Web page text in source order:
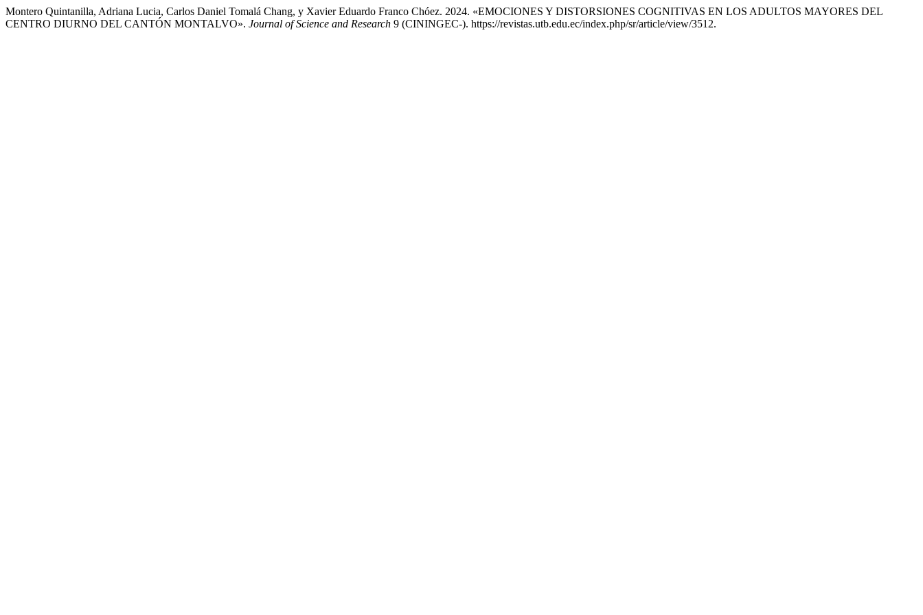
Montero Quintanilla, Adriana Lucia, Carlos Daniel Tomalá Chang, y Xavier Eduardo Franco Chóez. 2024. «EMOCIONES Y DISTORSIONES COGNITIVAS EN LOS ADULTOS MAYORES DEL
CENTRO DIURNO DEL CANTÓN MONTALVO». Journal of Science and Research 9 (CININGEC-). https://revistas.utb.edu.ec/index.php/sr/article/view/3512.